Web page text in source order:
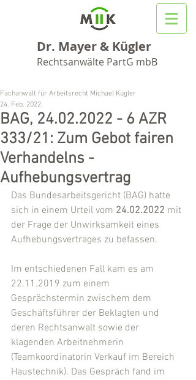
Dr. Mayer & Kügler
Rechtsanwälte PartG mbB
BAG, 24.02.2022 - 6 AZR
333/21: Zum Gebot fairen
Verhandelns -
Aufhebungsvertrag
Fachanwalt für Arbeitsrecht Michael Kügler
24. Feb. 2022
Das Bundesarbeitsgericht (BAG) hatte
sich in einem Urteil vom 24.02.2022 mit
der Frage der Unwirksamkeit eines
Aufhebungsvertrages zu befassen.
Im entschiedenen Fall kam es am
22.11.2019 zum einem
Gesprächstermin zwischem dem
Geschäftsführer der Beklagten und
deren Rechtsanwalt sowie der
klagenden Arbeitnehmerin
(Teamkoordinatorin Verkauf im Bereich
Haustechnik). Das Gespräch fand im